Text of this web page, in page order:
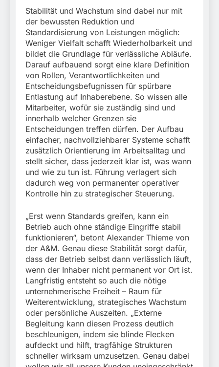
Stabilität und Wachstum sind dabei nur mit
der bewussten Reduktion und
Standardisierung von Leistungen möglich:
Weniger Vielfalt schafft Wiederholbarkeit und
bildet die Grundlage für verlässliche Abläufe.
Darauf aufbauend sorgt eine klare Definition
von Rollen, Verantwortlichkeiten und
Entscheidungsbefugnissen für spürbare
Entlastung auf Inhaberebene. So wissen alle
Mitarbeiter, wofür sie zuständig sind und
innerhalb welcher Grenzen sie
Entscheidungen treffen dürfen. Der Aufbau
einfacher, nachvollziehbarer Systeme schafft
zusätzlich Orientierung im Arbeitsalltag und
stellt sicher, dass jederzeit klar ist, was wann
und wie zu tun ist. Führung verlagert sich
dadurch weg von permanenter operativer
Kontrolle hin zu strategischer Steuerung.
„Erst wenn Standards greifen, kann ein
Betrieb auch ohne ständige Eingriffe stabil
funktionieren“, betont Alexander Thieme von
der A&M. Genau diese Stabilität sorgt dafür,
dass der Betrieb selbst dann verlässlich läuft,
wenn der Inhaber nicht permanent vor Ort ist.
Langfristig entsteht so auch die nötige
unternehmerische Freiheit – Raum für
Weiterentwicklung, strategisches Wachstum
oder persönliche Auszeiten. „Externe
Begleitung kann diesen Prozess deutlich
beschleunigen, indem sie blinde Flecken
aufdeckt und hilft, tragfähige Strukturen
schneller wirksam umzusetzen. Genau dabei